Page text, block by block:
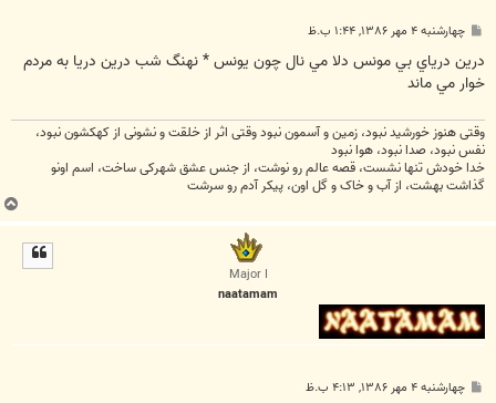
پ
ت
چهارشنبه ۴ مهر ۱۳۸۶, ۱:۴۴ ب.ظ
درين درياي بي مونس دلا مي نال چون يونس * نهنگ شب درين دريا به مردم
خوار مي ماند
وقتی هنوز خورشید نبود، زمین و آسمون نبود وقتی اثر از خلقت و نشونی از کهکشون نبود،
نفس نبود، صدا نبود، هوا نبود
خدا خودش تنها نشست، قصه عالم رو نوشت، از جنس عشق شهرکی ساخت، اسم اونو
گذاشت بهشت، از آب و خاک و گل اون، پیکر آدم رو سرشت
ب
ا
Major I
naatamam
پ چهارشنبه ۴ مهر ۱۳۸۶, ۴:۱۳ ب.ظ